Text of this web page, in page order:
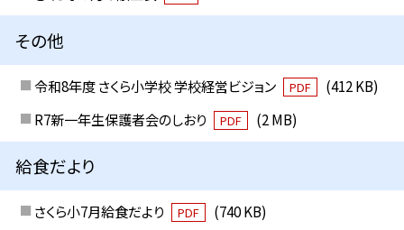
その他
令和8年度 さくら小学校 学校経営ビジョン PDF
(412 KB)
R7新一年生保護者会のしおり
PDF (2 MB)
給食だより
さくら小7月給食だより PDF
(740 KB)